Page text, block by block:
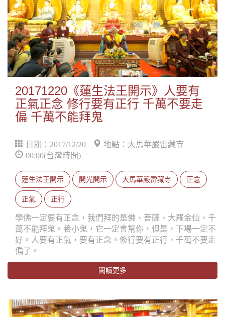
20171220《蓮生法王開示》人要有
正氣正念 修行要有正行 千萬不要走
偏 千萬不能拜鬼
日期：2017/12/20
地點：大馬華嚴雷藏寺
00:00(台灣時間)
蓮生法王開示 開光開示 大馬華嚴雷藏寺 正念
正氣 正行
學佛一定要有正念，我們拜的是佛、菩薩、大羅金仙，千
萬不能拜鬼。養小鬼，它一定會幫你，但是，下場一定不
好。人要有正氣，要有正念。修行要有正行，千萬不要走
偏了。
閱讀更多